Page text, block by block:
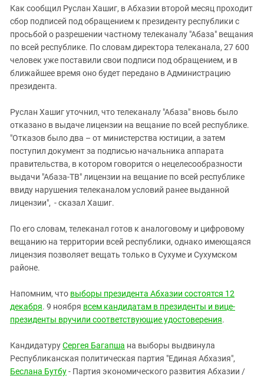
Как сообщил Руслан Хашиг, в Абхазии второй месяц проходит
сбор подписей под обращением к президенту республики с
просьбой о разрешении частному телеканалу "Абаза" вещания
по всей республике. По словам директора телеканала, 27 600
человек уже поставили свои подписи под обращением, и в
ближайшее время оно будет передано в Администрацию
президента.
Руслан Хашиг уточнил, что телеканалу "Абаза" вновь было
отказано в выдаче лицензии на вещание по всей республике.
"Отказов было два – от министерства юстиции, а затем
поступил документ за подписью начальника аппарата
правительства, в котором говорится о нецелесообразности
выдачи "Абаза-ТВ" лицензии на вещание по всей республике
ввиду нарушения телеканалом условий ранее выданной
лицензии", - сказал Хашиг.
По его словам, телеканал готов к аналоговому и цифровому
вещанию на территории всей республики, однако имеющаяся
лицензия позволяет вещать только в Сухуме и Сухумском
районе.
Напомним, что выборы президента Абхазии состоятся 12
декабря. 9 ноября всем кандидатам в президенты и вице-
президенты вручили соответствующие удостоверения.
КандидатуруСергея Багапша на выборы выдвинула
Республиканская политическая партия "Единая Абхазия",
Беслана Бутбу- Партия экономического развития Абхазии /